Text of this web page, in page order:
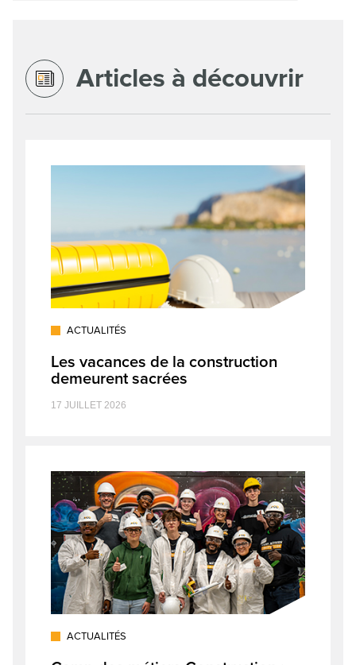
Articles à découvrir
ACTUALITÉS
Les vacances de la construction
demeurent sacrées
17 JUILLET 2026
ACTUALITÉS